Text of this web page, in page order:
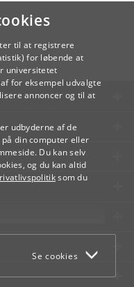
til at registrere
for løbende at
universitetet
for eksempel udvalgte
annoncer og til at
udbyderne af de
din computer eller
Du kan selv
og du kan altid
som du
Se cookies